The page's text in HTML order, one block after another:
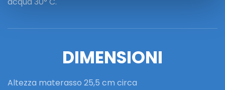
DIMENSIONI
Altezza materasso 25,5 cm circa